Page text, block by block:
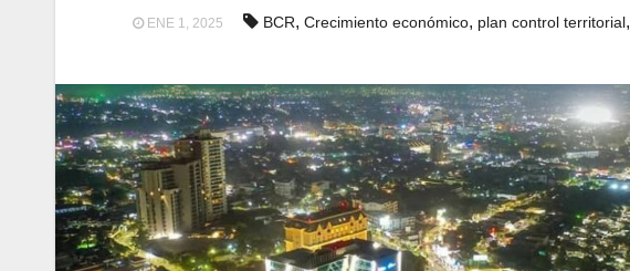
ENE 1, 2025 BCR, Crecimiento económico, plan control territorial,